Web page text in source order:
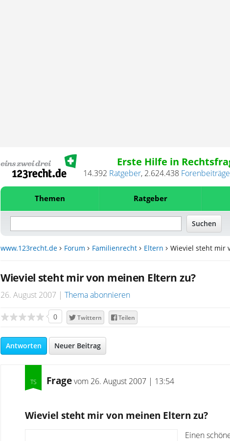
Erste Hilfe in
14.392 Ratgeber, 2.624.438 Forenbeiträge
Themen Ratgeber
www.123recht.de Forum Familienrecht Eltern Wieviel steht mir
Wieviel steht mir von meinen Eltern zu?
26. August 2007 Thema abonnieren
0 Twittern Teilen
Antworten Neuer Beitrag
Fragevom 26. August 2007 | 13:54
Wieviel steht mir von meinen Eltern zu?
Einen